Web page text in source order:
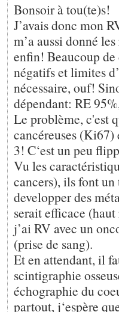
Bonsoir à tou(te)s!
J’avais donc mon
m’a aussi donné
enfin! Beaucoup
négatifs et limites
nécessaire, ouf!
dépendant: RE
Le problème, c'est
cancéreuses (Ki67)
3! C‘est un peu
Vu les
cancers), ils font
developper des
serait efficace
j’ai RV avec un
(prise de sang).
Et en attendant, il
scintigraphie
échographie du
partout, j‘espère